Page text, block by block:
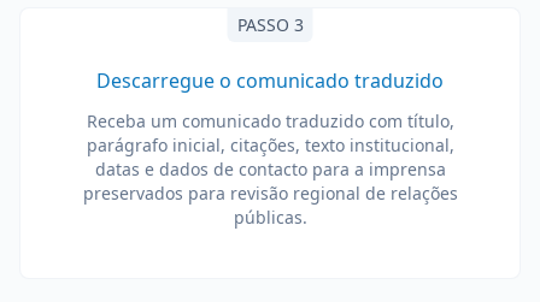
PASSO 3
Descarregue o comunicado traduzido
Receba um comunicado traduzido com título,
parágrafo inicial, citações, texto institucional,
datas e dados de contacto para a imprensa
preservados para revisão regional de relações
públicas.